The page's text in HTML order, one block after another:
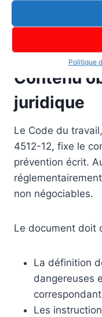
Politique
l’inspection du
pas rester sans
Contenu
juridique
Le Code du
4512-12, fixe le
prévention écrit.
non négociables.
Le document doit
La définition
dangereuses
Les